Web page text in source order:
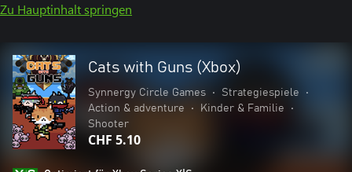
Zu Hauptinhalt springen
Cats with Guns (Xbox)
Synnergy Circle Games • Strategiespiele
•
Action & adventure
• Kinder & Familie
•
Shooter
CHF 5.10